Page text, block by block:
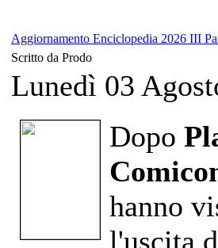
Aggiornamento Enciclopedia 2026 III
Scritto da Prodo
Lunedì 03
Dopo
hanno
l'uscita